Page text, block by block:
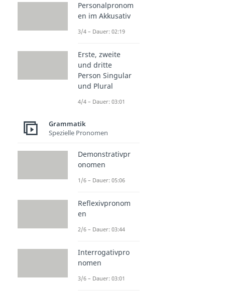
Personalpronom
en im Akkusativ
3/4 – Dauer: 02:19
Erste, zweite
und dritte
Person Singular
und Plural
4/4 – Dauer: 03:01
Grammatik
Spezielle Pronomen
Demonstrativpr
onomen
1/6 – Dauer: 05:06
Reflexivpronom
en
2/6 – Dauer: 03:44
Interrogativpro
nomen
3/6 – Dauer: 03:01